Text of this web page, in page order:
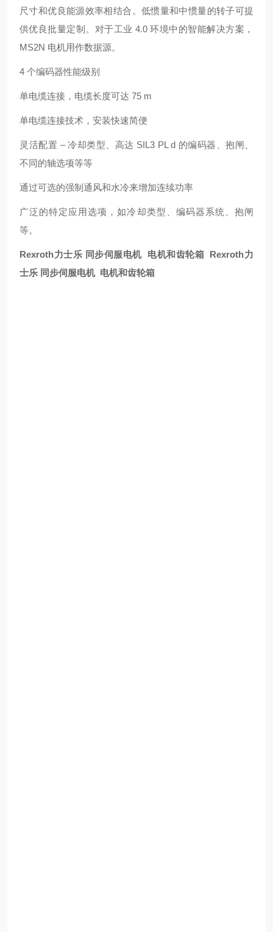
尺寸和优良能源效率相结合。低惯量和中惯量的转子可提
供优良批量定制。对于工业 4.0 环境中的智能解决方案，
MS2N 电机用作数据源。
4 个编码器性能级别
单电缆连接，电缆长度可达 75 m
单电缆连接技术，安装快速简便
灵活配置 – 冷却类型、高达 SIL3 PL d 的编码器、抱闸、
不同的轴选项等等
通过可选的强制通风和水冷来增加连续功率
广泛的特定应用选项，如冷却类型、编码器系统、抱闸
等。
Rexroth力士乐 同步伺服电机 电机和齿轮箱 Rexroth力
士乐 同步伺服电机 电机和齿轮箱